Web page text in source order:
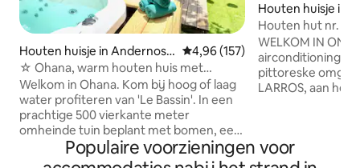
Houten huisje in Andernos-l
es-Bains
Gemiddelde beoordeling van
4,96 (157)
☆ Ohana, warm houten huis met
tuin/spa ☆
Welkom in Ohana. Kom bij hoog of laag
water profiteren van 'Le Bassin'. In een
prachtige 500 vierkante meter
omheinde tuin beplant met bomen, een
heerlijk 50 vierkante meter met
airconditioning, dat je een ontspannen
Houten huisje in
tras
Houten hut nr. 2
Bassin d'Arcachon
WELKOM IN ONS
airconditioning,
pittoreske
LARROS, aan het
de
voor 4 personen
Populaire voorzieningen voor